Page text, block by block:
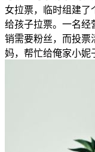
女拉票，临时组建了
给孩子拉票。一名经
销需要粉丝，而投票
妈，帮忙给俺家小妮